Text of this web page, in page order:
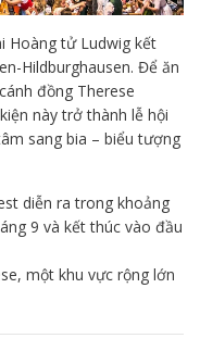
Hoàng tử Ludwig kết
Hildburghausen. Để ăn
đồng Therese
này trở thành lễ hội
sang bia – biểu tượng
diễn ra trong khoảng
9 và kết thúc vào đầu
một khu vực rộng lớn